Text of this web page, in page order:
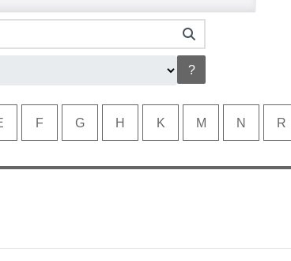
?
F G H K M N R